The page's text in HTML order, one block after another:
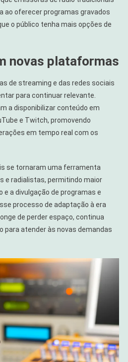
ao oferecer programas gravados
o público tenha mais opções de
novas plataformas
de streaming e das redes sociais
para continuar relevante.
a disponibilizar conteúdo em
e Twitch, promovendo
em tempo real com os
se tornaram uma ferramenta
e radialistas, permitindo maior
e a divulgação de programas e
processo de adaptação à era
de perder espaço, continua
para atender às novas demandas